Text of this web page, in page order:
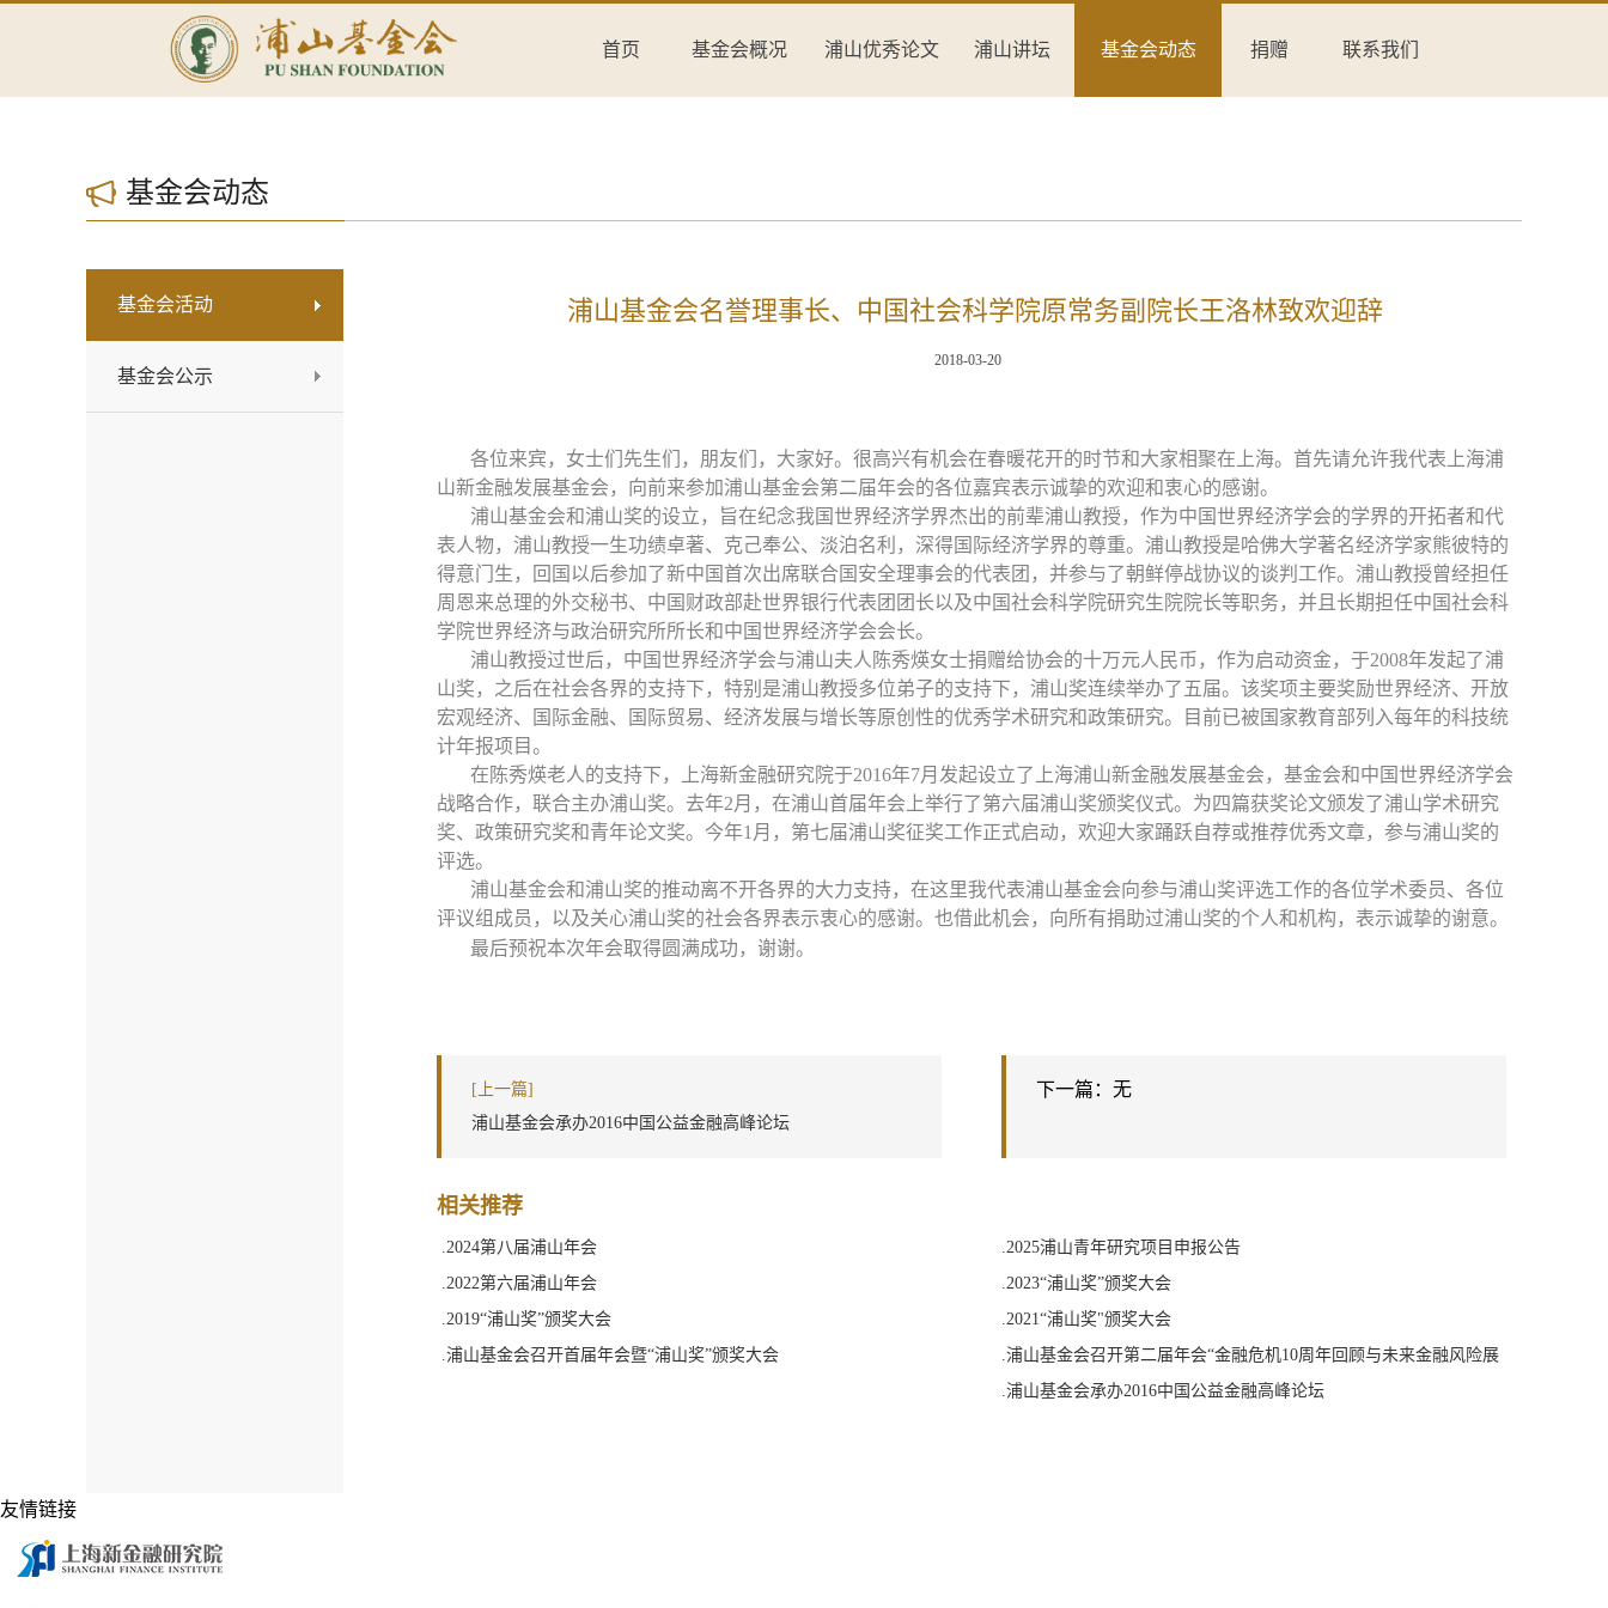
首页 基金会概况 浦山优秀论文 浦山讲坛 基金会动态 捐赠 联系我们
基金会动态
基金会活动
基金会公示
浦山基金会名誉理事长、中国社会科学院原常务副院长王洛林致欢迎辞
2018-03-20
各位来宾，女士们先生们，朋友们，大家好。很高兴有机会在春暖花开的时节和大家相聚在上海。首先请允许我代表上海浦
山新金融发展基金会，向前来参加浦山基金会第二届年会的各位嘉宾表示诚挚的欢迎和衷心的感谢。
浦山基金会和浦山奖的设立，旨在纪念我国世界经济学界杰出的前辈浦山教授，作为中国世界经济学会的学界的开拓者和代
表人物，浦山教授一生功绩卓著、克己奉公、淡泊名利，深得国际经济学界的尊重。浦山教授是哈佛大学著名经济学家熊彼特的
得意门生，回国以后参加了新中国首次出席联合国安全理事会的代表团，并参与了朝鲜停战协议的谈判工作。浦山教授曾经担任
周恩来总理的外交秘书、中国财政部赴世界银行代表团团长以及中国社会科学院研究生院院长等职务，并且长期担任中国社会科
学院世界经济与政治研究所所长和中国世界经济学会会长。
浦山教授过世后，中国世界经济学会与浦山夫人陈秀煐女士捐赠给协会的十万元人民币，作为启动资金，于2008年发起了浦
山奖，之后在社会各界的支持下，特别是浦山教授多位弟子的支持下，浦山奖连续举办了五届。该奖项主要奖励世界经济、开放
宏观经济、国际金融、国际贸易、经济发展与增长等原创性的优秀学术研究和政策研究。目前已被国家教育部列入每年的科技统
计年报项目。
在陈秀煐老人的支持下，上海新金融研究院于2016年7月发起设立了上海浦山新金融发展基金会，基金会和中国世界经济学会
战略合作，联合主办浦山奖。去年2月，在浦山首届年会上举行了第六届浦山奖颁奖仪式。为四篇获奖论文颁发了浦山学术研究
奖、政策研究奖和青年论文奖。今年1月，第七届浦山奖征奖工作正式启动，欢迎大家踊跃自荐或推荐优秀文章，参与浦山奖的
评选。
浦山基金会和浦山奖的推动离不开各界的大力支持，在这里我代表浦山基金会向参与浦山奖评选工作的各位学术委员、各位
评议组成员，以及关心浦山奖的社会各界表示衷心的感谢。也借此机会，向所有捐助过浦山奖的个人和机构，表示诚挚的谢意。
最后预祝本次年会取得圆满成功，谢谢。
[上一篇]
浦山基金会承办2016中国公益金融高峰论坛
下一篇：无
相关推荐
.2025浦山青年研究项目申报公告
.2024第八届浦山年会
.2023“浦山奖”颁奖大会
.2022第六届浦山年会
.2021“浦山奖"颁奖大会
.2019“浦山奖”颁奖大会
.浦山基金会召开第二届年会“金融危机10周年回顾与未来金融风险展
望”
.浦山基金会召开首届年会暨“浦山奖”颁奖大会
.浦山基金会承办2016中国公益金融高峰论坛
友情链接